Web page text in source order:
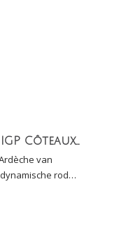
Magnum "Petit Selve" IGP Côteaux de l'Ardèche (1,5 liter)
van
rode
en Syrah